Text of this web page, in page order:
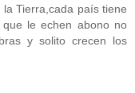
Tierra,cada país tiene
le echen abono no
y solito crecen los